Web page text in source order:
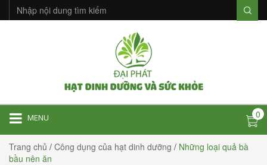
MENU 0
Trang chủ / Công dụng của hạt dinh dưỡng / Những loại quả bà
bầu nên ăn